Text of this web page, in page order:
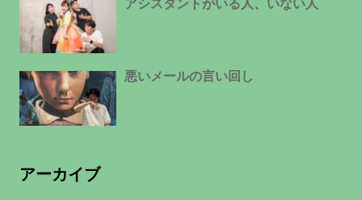
アシスタントがいる人、いない人
悪いメールの言い回し
アーカイブ